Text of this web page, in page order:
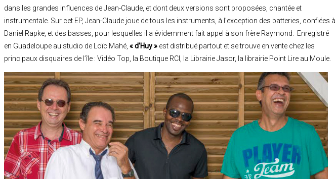
dans les grandes influences de Jean-Claude, et dont deux versions sont proposées, chantée et
instrumentale. Sur cet EP, Jean-Claude joue de tous les instruments, à l’exception des batteries, confiées à
Daniel Rapke, et des basses, pour lesquelles il a évidemment fait appel à son frère Raymond. Enregistré
en Guadeloupe au studio de Loïc Mahé, « d’Huy » est distribué partout et se trouve en vente chez les
principaux disquaires de l’île : Vidéo Top, la Boutique RCI, la Librairie Jasor, la librairie Point Lire au Moule.